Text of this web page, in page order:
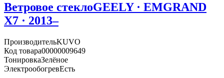
Ветровое стеклоGEELY · EMGRAND
X7 · 2013–
ПроизводительKUVO
Код товара00000009649
ТонировкаЗелёное
ЭлектрообогревЕсть